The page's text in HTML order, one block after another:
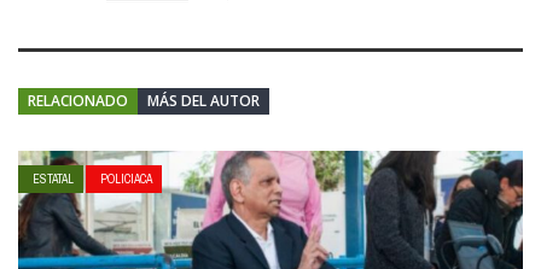
RELACIONADO MÁS DEL AUTOR
ESTATAL POLICIACA